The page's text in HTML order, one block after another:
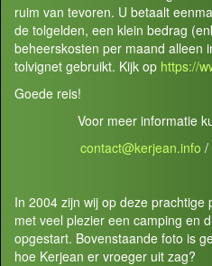
ruim van tevoren. U betaalt
de tolgelden, een klein bedrag
beheerskosten per maand alleen
tolvignet gebruikt. Kijk op https://
Goede reis!
Voor meer informatie
contact@kerjean.info /
In 2004 zijn wij op deze
met veel plezier een camping en
opgestart. Bovenstaande foto is
hoe Kerjean er vroeger uit zag?